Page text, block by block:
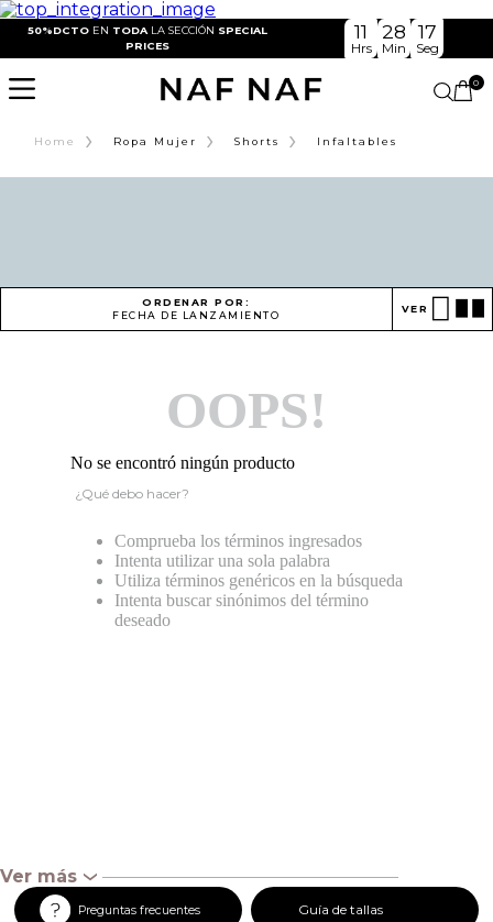
50%DCTO EN TODA LA SECCIÓN SPECIAL
PRICES
11
Hrs
28
Min
16
Seg
0
Home › Ropa Mujer › Shorts › Infaltables
ORDENAR POR:
FECHA DE LANZAMIENTO
VER
OOPS!
No se encontró ningún producto
¿Qué debo hacer?
Comprueba los términos ingresados
Intenta utilizar una sola palabra
Utiliza términos genéricos en la búsqueda
Intenta buscar sinónimos del término
deseado
Ver más‹
Preguntas frecuentes Guía de tallas